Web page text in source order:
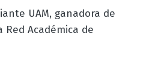
UAM, ganadora de
Red Académica de